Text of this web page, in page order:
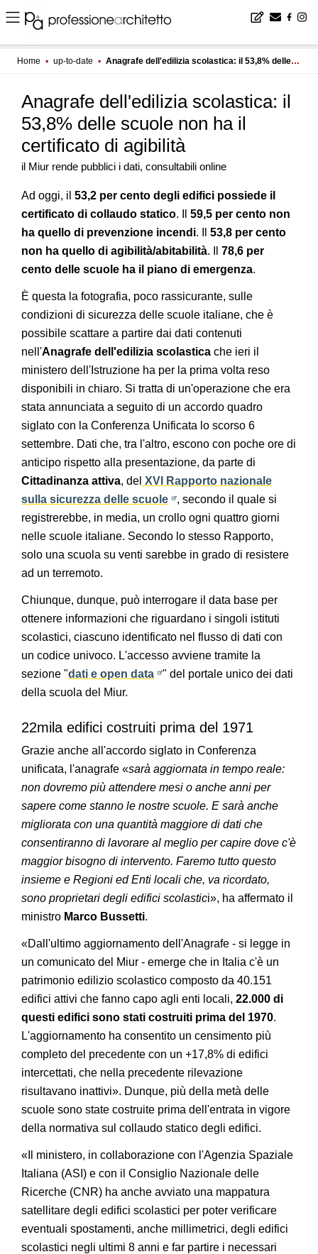
Home ▪ up-to-date ▪ Anagrafe dell'edilizia scolastica: il 53,8% delle scuole non ha il certificato di agibilità
Anagrafe dell'edilizia scolastica: il
53,8% delle scuole non ha il
certificato di agibilità
il Miur rende pubblici i dati, consultabili online
Ad oggi, il 53,2 per cento degli edifici possiede il
certificato di collaudo statico. Il 59,5 per cento non
ha quello di prevenzione incendi. Il 53,8 per cento
non ha quello di agibilità/abitabilità. Il 78,6 per
cento delle scuole ha il piano di emergenza.
È questa la fotografia, poco rassicurante, sulle
condizioni di sicurezza delle scuole italiane, che è
possibile scattare a partire dai dati contenuti
nell'Anagrafe dell'edilizia scolastica che ieri il
ministero dell'Istruzione ha per la prima volta reso
disponibili in chiaro. Si tratta di un'operazione che era
stata annunciata a seguito di un accordo quadro
siglato con la Conferenza Unificata lo scorso 6
settembre. Dati che, tra l'altro, escono con poche ore di
anticipo rispetto alla presentazione, da parte di
Cittadinanza attiva, del XVI Rapporto nazionale
sulla sicurezza delle scuole
, secondo il quale si
registrerebbe, in media, un crollo ogni quattro giorni
nelle scuole italiane. Secondo lo stesso Rapporto,
solo una scuola su venti sarebbe in grado di resistere
ad un terremoto.
Chiunque, dunque, può interrogare il data base per
ottenere informazioni che riguardano i singoli istituti
scolastici, ciascuno identificato nel flusso di dati con
un codice univoco. L'accesso avviene tramite la
sezione "dati e open data
" del portale unico dei dati
della scuola del Miur.
22mila edifici costruiti prima del 1971
Grazie anche all'accordo siglato in Conferenza
unificata, l'anagrafe «sarà aggiornata in tempo reale:
non dovremo più attendere mesi o anche anni per
sapere come stanno le nostre scuole. E sarà anche
migliorata con una quantità maggiore di dati che
consentiranno di lavorare al meglio per capire dove c'è
maggior bisogno di intervento. Faremo tutto questo
insieme e Regioni ed Enti locali che, va ricordato,
sono proprietari degli edifici scolastici», ha affermato il
ministro Marco Bussetti.
«Dall'ultimo aggiornamento dell'Anagrafe - si legge in
un comunicato del Miur - emerge che in Italia c'è un
patrimonio edilizio scolastico composto da 40.151
edifici attivi che fanno capo agli enti locali, 22.000 di
questi edifici sono stati costruiti prima del 1970.
L'aggiornamento ha consentito un censimento più
completo del precedente con un +17,8% di edifici
intercettati, che nella precedente rilevazione
risultavano inattivi». Dunque, più della metà delle
scuole sono state costruite prima dell'entrata in vigore
della normativa sul collaudo statico degli edifici.
«Il ministero, in collaborazione con l'Agenzia Spaziale
Italiana (ASI) e con il Consiglio Nazionale delle
Ricerche (CNR) ha anche avviato una mappatura
satellitare degli edifici scolastici per poter verificare
eventuali spostamenti, anche millimetrici, degli edifici
scolastici negli ultimi 8 anni e far partire i necessari